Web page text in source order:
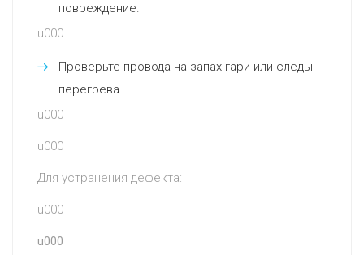
повреждение.
u000
Проверьте провода на запах гари или следы
перегрева.
u000
u000
Для устранения дефекта:
u000
u000